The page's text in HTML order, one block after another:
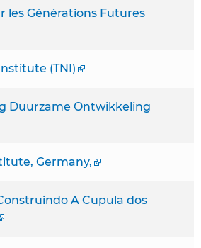
les Générations Futures
(TNI)
Duurzame Ontwikkeling
Germany,
A Cupula dos